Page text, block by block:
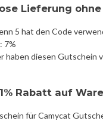
Lieferung
5 hat den Code
7%
haben diesen Gutschein
Rabatt auf
für Camycat